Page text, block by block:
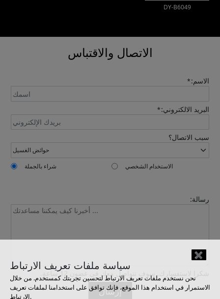
DY-B6049
الاتصال والاقتباس
الاسم:*
البريد الالكتروني:*
سبب الاتصال؟
شراء بالجملة الاستخدام الشخصي
رسالة:
شكرا لاستفسارك. سوف نتواصل معك في غضون 12 ساعة.
إرسال
✖
سياسة ملفات تعريف الارتباط
نحن نستخدم ملفات تعريف الارتباط لتحسين تجربتك كمستخدم. من خلال
الاستمرار في استخدام هذا الموقع، فإنك توافق على استخدامنا لملفات تعريف
الارتباط.